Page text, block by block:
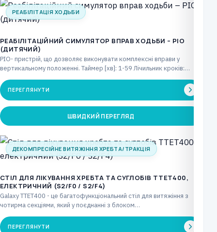
РЕАБІЛІТАЦІЯ ХОДЬБИ
РЕАБІЛІТАЦІЙНИЙ СИМУЛЯТОР ВПРАВ ХОДЬБИ – PIO
(ДИТЯЧИЙ)
PIO- пристрій, що дозволяє виконувати комплексні вправи у
вертикальному положенні. Таймер [хв]: 1-59 Лічильник кроків:
ПЕРЕГЛЯНУТИ
ШВИДКИЙ ПЕРЕГЛЯД
ДЕКОМПРЕСІЙНЕ ВИТЯЖІННЯ ХРЕБТА/ТРАКЦІЯ
CТІЛ ДЛЯ ЛІКУВАННЯ ХРЕБТА ТА СУГЛОБІВ TTET400,
ЕЛЕКТРИЧНИЙ (S2/F0 / S2/F4)
Galaxy TTET400 - це багатофункціональний стіл для витяжіння з
чотирма секціями, який у поєднанні з блоком…
ПЕРЕГЛЯНУТИ